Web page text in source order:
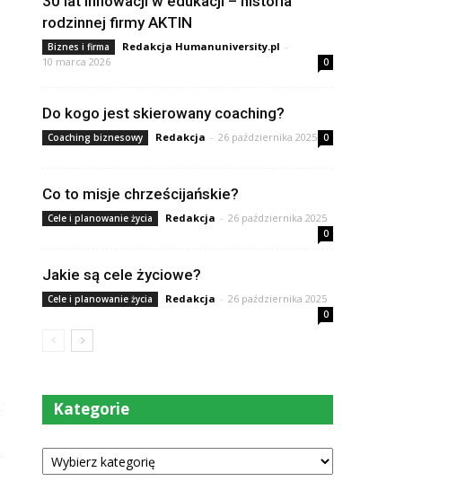
rodzinnej firmy AKTIN
Biznes i firma Redakcja Humanuniversity.pl -
10 marca 2026
0
Do kogo jest skierowany coaching?
Coaching biznesowy Redakcja - 26 października 2025 0
Co to misje chrześcijańskie?
Cele i planowanie życia Redakcja - 26 października 2025
0
Jakie są cele życiowe?
Cele i planowanie życia Redakcja - 26 października 2025
0
Kategorie
Kategorie